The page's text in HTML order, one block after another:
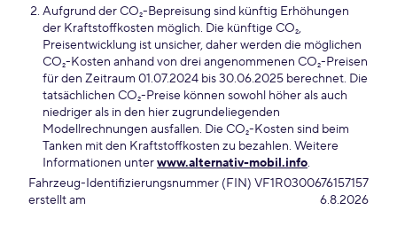
Aufgrund der CO₂-Bepreisung sind künftig Erhöhungen
der Kraftstoffkosten möglich. Die künftige CO₂,
Preisentwicklung ist unsicher, daher werden die möglichen
CO₂-Kosten anhand von drei angenommenen CO₂-Preisen
für den Zeitraum 01.07.2024 bis 30.06.2025 berechnet. Die
tatsächlichen CO₂-Preise können sowohl höher als auch
niedriger als in den hier zugrundeliegenden
Modellrechnungen ausfallen. Die CO₂-Kosten sind beim
Tanken mit den Kraftstoffkosten zu bezahlen. Weitere
Informationen unterwww.alternativ-mobil.info.
Fahrzeug-Identifizierungsnummer (FIN) VF1R0300676157157
erstellt am
6.8.2026